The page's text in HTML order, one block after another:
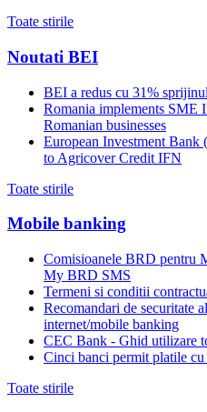
Toate stirile
Noutati BEI
BEI a redus cu 31%
Romania implements SME
Romanian businesses
European Investment
to Agricover Credit IFN
Toate stirile
Mobile banking
Comisioanele BRD
My BRD SMS
Termeni si conditii
Recomandari de securitate
internet/mobile banking
CEC Bank - Ghid utilizare
Cinci banci permit platile
Toate stirile